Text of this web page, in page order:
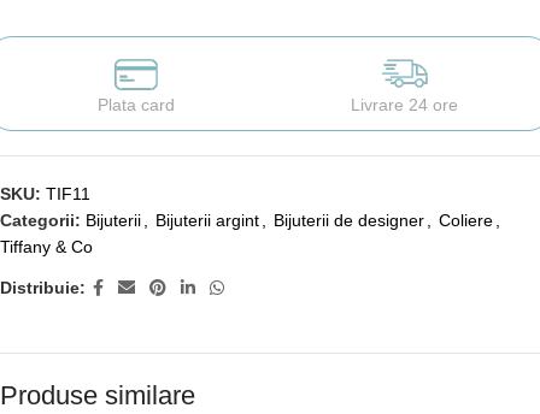
Plata card Livrare 24 ore
SKU: TIF11
Categorii: Bijuterii Bijuterii argint Bijuterii de designer Coliere
Tiffany & Co
Distribuie:
Produse similare